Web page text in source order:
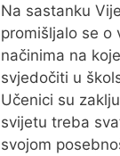
Na sastanku
promišljalo se o
načinima na
svjedočiti u
Učenici su
svijetu treba
svojom